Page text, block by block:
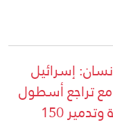
إسرائيل
مع تراجع أسطول
الشاحنات من 1200 إلى 300 شاحنة وتدمير 150